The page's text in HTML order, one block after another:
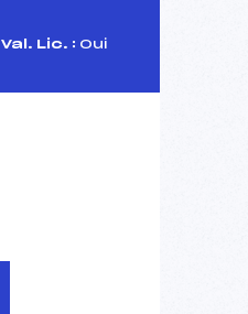
Val. Lic. : Oui